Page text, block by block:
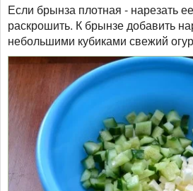
Если брынза плотная - нарезать
раскрошить. К брынзе добавить
небольшими кубиками свежий